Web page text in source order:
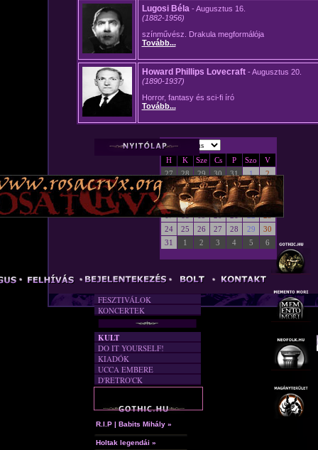
BANDÁK
DVD
INTERJÚK
FORDÍTÁSOK
DALSZÖVEGEK
A MÚLT
FESZTIVÁLOK
KONCERTEK
KULT
DO IT YOURSELF!
KIADÓK
UCCA EMBERE
D'RETRO'CK
R.I.P | Babits Mihály »
Holtak legendái »